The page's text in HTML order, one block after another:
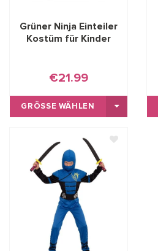
Grüner Ninja Einteiler
Kostüm für Kinder
€21.99
GRÖSSE WÄHLEN